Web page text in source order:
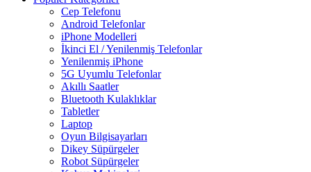
Cep Telefonu
Android Telefonlar
iPhone Modelleri
İkinci El / Yenilenmiş Telefonlar
Yenilenmiş iPhone
5G Uyumlu Telefonlar
Akıllı Saatler
Bluetooth Kulaklıklar
Tabletler
Laptop
Oyun Bilgisayarları
Dikey Süpürgeler
Robot Süpürgeler